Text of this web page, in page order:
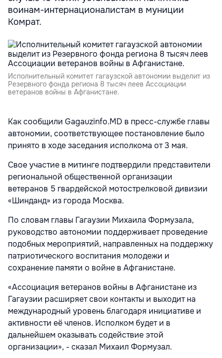
воинам-интернационалистам в муниции
Комрат.
Исполнительный комитет гагаузской автономии выделит из
Резервного фонда региона 8 тысяч леев Ассоциации
ветеранов войны в Афганистане.
Как сообщили Gagauzinfo.MD в пресс-службе главы
автономии, соответствующее постановление было
принято в ходе заседания исполкома от 3 мая.
Свое участие в митинге подтвердили представители
региональной общественной организации
ветеранов 5 гвардейской мотострелковой дивизии
«Шинданд» из города Москва.
По словам главы Гагаузии Михаила Формузала,
руководство автономии поддерживает проведение
подобных мероприятий, направленных на поддержку
патриотического воспитания молодежи и
сохранение памяти о войне в Афганистане.
«Ассоциация ветеранов войны в Афганистане из
Гагаузии расширяет свои контакты и выходит на
международный уровень благодаря инициативе и
активности её членов. Исполком будет и в
дальнейшем оказывать содействие этой
организации», - сказал Михаил Формузал.